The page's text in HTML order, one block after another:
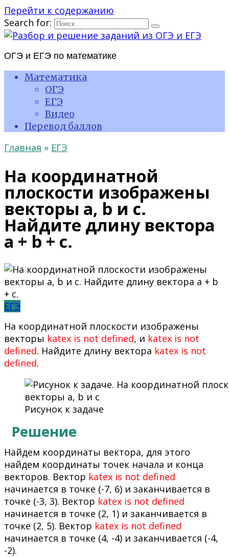
Перейти к содержанию
Search for:
ОГЭ и ЕГЭ по математике
Математика
ОГЭ
ЕГЭ
Видео
Перевод баллов
Главная » ЕГЭ
На координатной
плоскости изображены
векторы а, b и c.
Найдите длину вектора
а + b + c.
ЕГЭ
На координатной плоскости изображены
векторы katex is not defined, и katex is not
defined. Найдите длину вектора katex is not
defined.
Рисунок к задаче
Решение
Найдем координаты вектора, для этого
найдем координаты точек начала и конца
векторов. Вектор katex is not defined
начинается в точке (-7, 6) и заканчивается в
точке (-3, 3). Вектор katex is not defined
начинается в точке (2, 1) и заканчивается в
точке (2, 5). Вектор katex is not defined
начинается в точке (4, -4) и заканчивается (-4,
-2).